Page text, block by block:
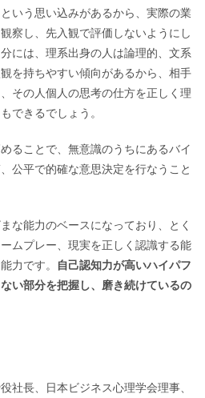
いう思い込みがあるから、実際の業
察し、先入観で評価しないようにし
には、理系出身の人は論理的、文系
を持ちやすい傾向があるから、相手
その人個人の思考の仕方を正しく理
できるでしょう。
ることで、無意識のうちにあるバイ
公平で的確な意思決定を行なうこと
な能力のベースになっており、とく
ムプレー、現実を正しく認識する能
力です。
自己認知力が高いハイパフ
い部分を把握し、磨き続けているの
社長、日本ビジネス心理学会理事、